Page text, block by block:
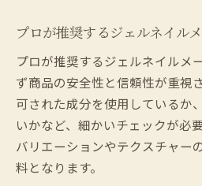
プロが推奨するジェルネイル
プロが推奨するジェルネイルメ
ず商品の安全性と信頼性が重視
可された成分を使用しているか
いかなど、細かいチェックが必
バリエーションやテクスチャー
料となります。